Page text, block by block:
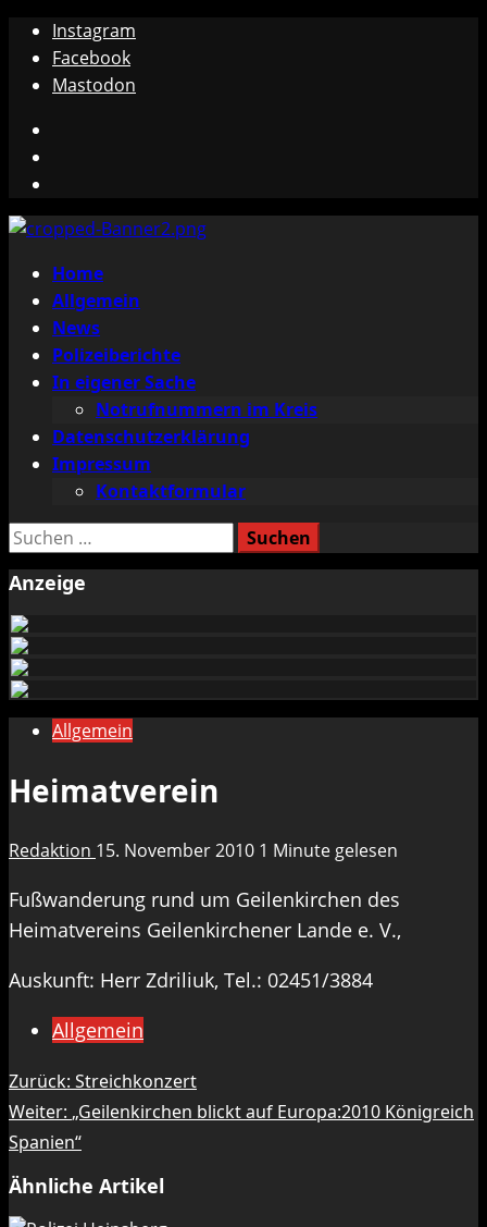
Zum
Inhalt
springen
Instagram
Facebook
Mastodon
Primäres
Menü
Home
Allgemein
News
Polizeiberichte
In eigener Sache
Notrufnummern im Kreis
Datenschutzerklärung
Impressum
Kontaktformular
Suchen
Anzeige
Allgemein
Heimatverein
Redaktion 15. November 2010 1 Minute gelesen
Fußwanderung rund um Geilenkirchen des
Heimatvereins Geilenkirchener Lande e. V.,
Auskunft: Herr Zdriliuk, Tel.: 02451/3884
Allgemein
Beitragsnavigation
Zurück: Streichkonzert
Weiter: „Geilenkirchen blickt auf Europa:2010 Königreich
Spanien“
Ähnliche Artikel